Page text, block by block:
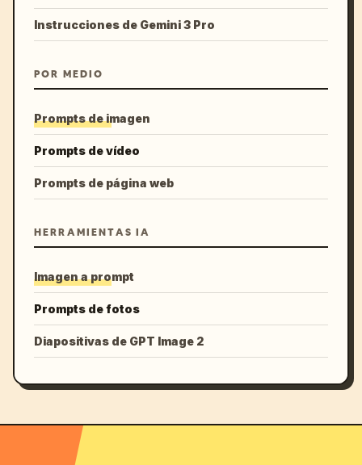
Instrucciones de Gemini 3 Pro
POR MEDIO
Prompts de imagen
Prompts de vídeo
Prompts de página web
HERRAMIENTAS IA
Imagen a prompt
Prompts de fotos
Diapositivas de GPT Image 2